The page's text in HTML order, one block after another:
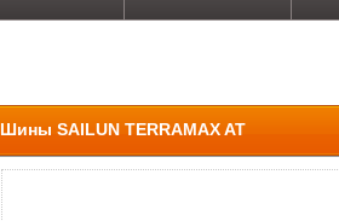
Шины SAILUN TERRAMAX AT